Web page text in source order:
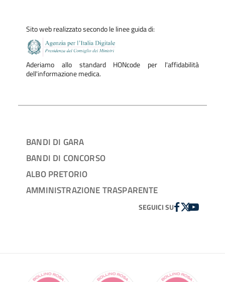
Sito web realizzato secondo le linee guida di:
Aderiamo allo standard HONcode per l'affidabilità
dell'informazione medica.
BANDI DI GARA
BANDI DI CONCORSO
ALBO PRETORIO
AMMINISTRAZIONE TRASPARENTE
SEGUICI SUFACEBOOK
TWITTER
YOUTUBE